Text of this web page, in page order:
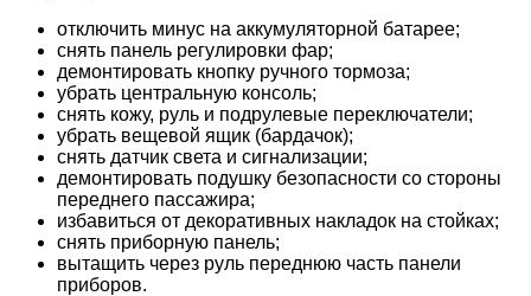
отключить минус на аккумуляторной батарее;
снять панель регулировки фар;
демонтировать кнопку ручного тормоза;
убрать центральную консоль;
снять кожу, руль и подрулевые переключатели;
убрать вещевой ящик (бардачок);
снять датчик света и сигнализации;
демонтировать подушку безопасности со стороны
переднего пассажира;
избавиться от декоративных накладок на стойках;
снять приборную панель;
вытащить через руль переднюю часть панели
приборов.